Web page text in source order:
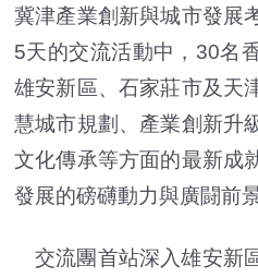
冀津產業創新與城市發展
5天的交流活動中，30名
雄安新區、石家莊市及天
慧城市規劃、產業創新升
文化傳承等方面的最新成
發展的磅礴動力與廣闘前景
交流團首站深入雄安新